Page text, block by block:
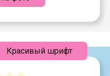
Красивый шрифт